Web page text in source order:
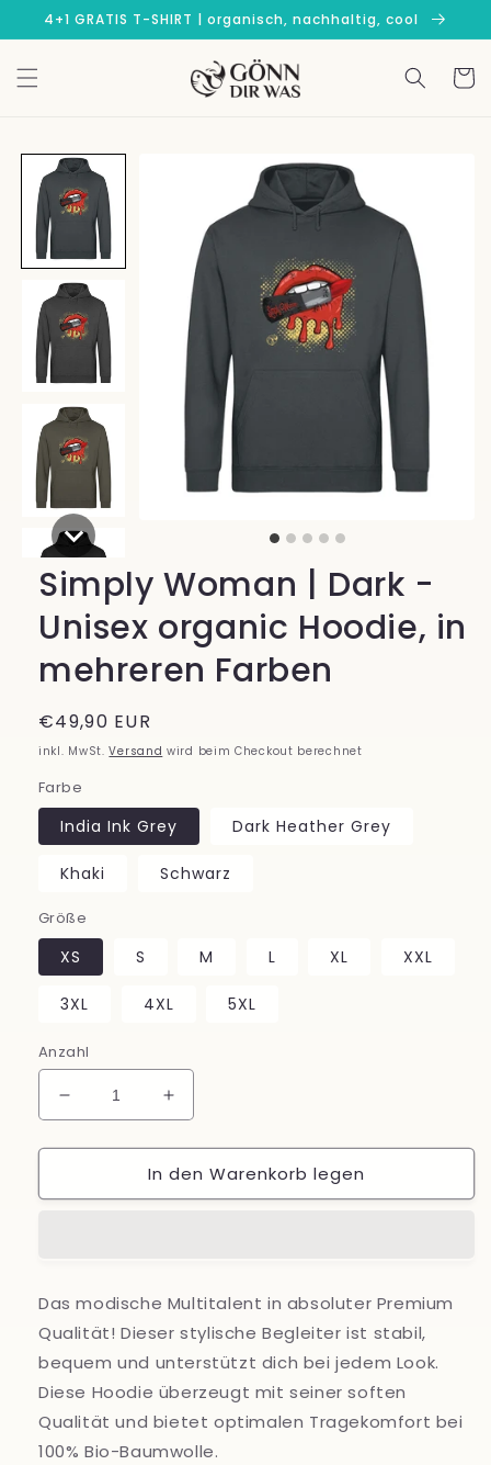
zum
Inhalt
4+1 GRATIS T-SHIRT | organisch, nachhaltig, cool
Simply Woman | Dark -
Unisex organic Hoodie, in
mehreren Farben
Normaler
Preis
€49,90 EUR
inkl. MwSt.Versand wird beim Checkout berechnet
Farbe
India Ink Grey Dark Heather Grey
Khaki Schwarz
Größe
XS S M L XL XXL
3XL 4XL 5XL
Anzahl
Verringere
die
Menge
Simply
Unisex
organic
Hoodie,
mehreren
Farben
Erhöhe
die
Menge
für
Simply
Unisex
organic
Hoodie,
in
mehreren
Farben
In den Warenkorb legen
Das modische Multitalent in absoluter Premium
Qualität! Dieser stylische Begleiter ist stabil,
bequem und unterstützt dich bei jedem Look.
Diese Hoodie überzeugt mit seiner soften
Qualität und bietet optimalen Tragekomfort bei
100% Bio-Baumwolle.